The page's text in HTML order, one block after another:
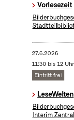
Vorlesezeit
27.6.2026
11:30 bis 12 Uhr
Eintritt frei
LeseWelten
Interim